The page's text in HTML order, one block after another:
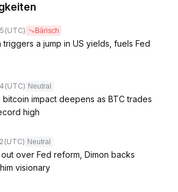
(UTC) Bärisch
triggers a jump in US yields, fuels Fed
(UTC) Neutral
impact deepens as BTC trades
high
(UTC) Neutral
over Fed reform, Dimon backs
visionary